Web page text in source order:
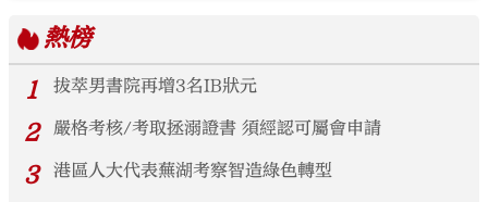
熱榜
1
拔萃男書院再增3名IB狀元
2 嚴格考核/考取拯溺證書 須經認可屬會申請
3 港區人大代表蕪湖考察智造綠色轉型